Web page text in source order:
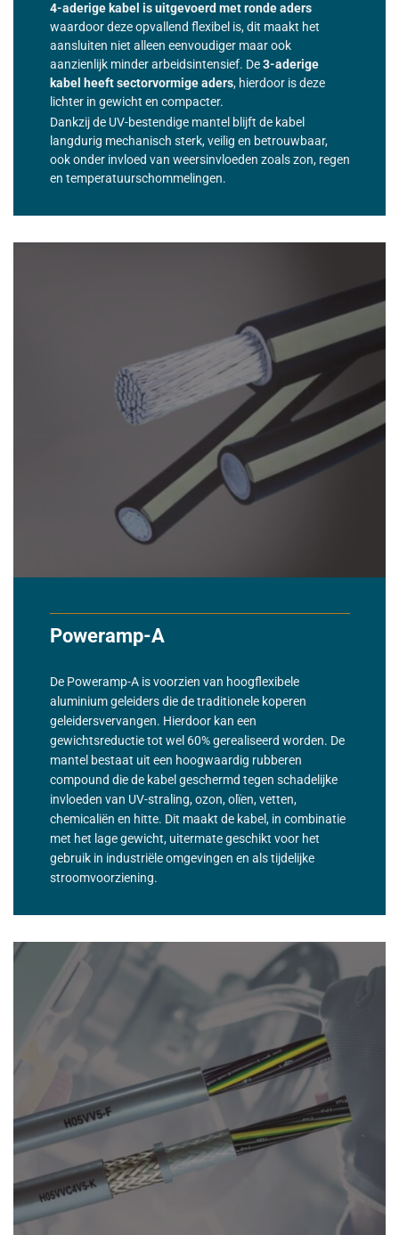
4-aderige kabel is uitgevoerd met ronde aders
waardoor deze opvallend flexibel is, dit maakt het
aansluiten niet alleen eenvoudiger maar ook
aanzienlijk minder arbeidsintensief. De3-aderige
kabel heeft sectorvormige aders, hierdoor is deze
lichter in gewicht en compacter.
Dankzij de UV-bestendige mantel blijft de kabel
langdurig mechanisch sterk, veilig en betrouwbaar,
ook onder invloed van weersinvloeden zoals zon, regen
en temperatuurschommelingen.
Poweramp-A
De Poweramp-A is voorzien van hoogflexibele
aluminium geleiders die de traditionele koperen
geleidersvervangen. Hierdoor kan een
gewichtsreductie tot wel 60% gerealiseerd worden. De
mantel bestaat uit een hoogwaardig rubberen
compound die de kabel geschermd tegen schadelijke
invloeden van UV-straling, ozon, olïen, vetten,
chemicaliën en hitte. Dit maakt de kabel, in combinatie
met het lage gewicht, uitermate geschikt voor het
gebruik in industriële omgevingen en als tijdelijke
stroomvoorziening.